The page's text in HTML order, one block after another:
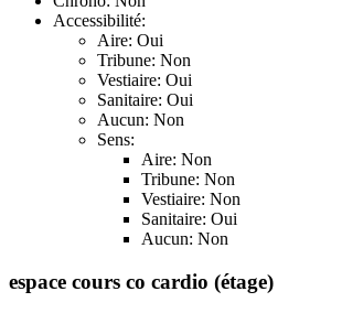
Accessibilité:
Aire: Oui
Tribune: Non
Vestiaire: Oui
Sanitaire: Oui
Aucun: Non
Sens:
Aire: Non
Tribune: Non
Vestiaire: Non
Sanitaire: Oui
Aucun: Non
espace cours co cardio (étage)